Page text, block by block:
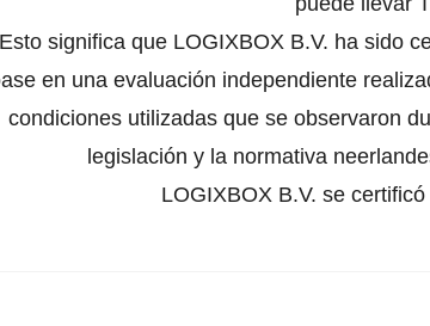
significa que LOGIXBOX B.V. ha sido
en una evaluación independiente
condiciones utilizadas que se observaron
legislación y la normativa
LOGIXBOX B.V. se